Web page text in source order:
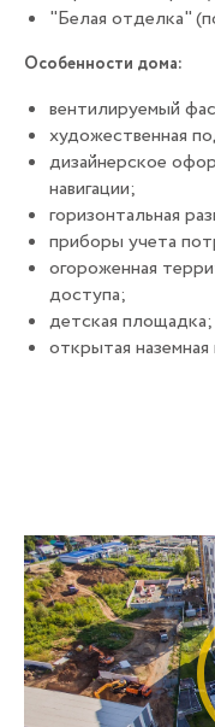
"Белая отделка"
Особенности дома:
вентилируемый
художественная
дизайнерское
навигации;
горизонтальная
приборы учета
огороженная
доступа;
детская площадка;
открытая наземная